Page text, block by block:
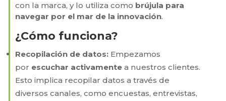
con la marca, y lo utiliza como brújula para
navegar por el mar de la innovación.
¿Cómo funciona?
Recopilación de datos: Empezamos
por escuchar activamente a nuestros clientes.
Esto implica recopilar datos a través de
diversos canales, como encuestas, entrevistas,